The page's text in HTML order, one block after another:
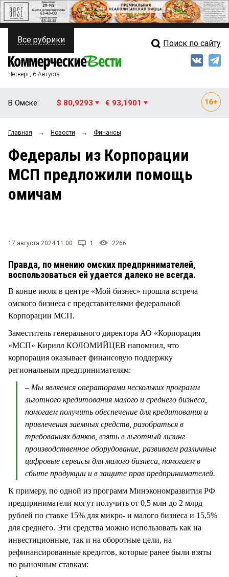
ПОЛИТИКА
ФИНАНСЫ
ОБЩЕСТВО
ЗАКОН
НОВОСТИ КОМПАНИЙ
Свежий выпуск
Рейтинги
Блоги
Все рубрики Поиск по сайту
Четверг, 6 Августа
В Омске: $ 80,9293 € 93,1901
Главная → Новости → Финансы
Федералы из Корпорации
МСП предложили помощь
омичам
17 августа 2024 11:00 1 2266
Правда, по мнению омских предпринимателей,
воспользоваться ей удается далеко не всегда.
В конце июля в центре «Мой бизнес» прошла встреча
омского бизнеса с представителями федеральной
Корпорации МСП.
Заместитель генерального директора АО «Корпорация
«МСП» Кирилл КОЛОМИЙЦЕВ напомнил, что
корпорация оказывает финансовую поддержку
региональным предпринимателям:
– Мы являемся операторами нескольких программ
льготного кредитования малого и среднего бизнеса,
помогаем получить обеспечение для кредитования и
привлечения заемных средств, разобраться в
требованиях банков, взять в льготный лизинг
производственное оборудование, развиваем различные
цифровые сервисы для малого бизнеса, помогаем в
сбыте продукции и в защите прав предпринимателей.
К примеру, по одной из программ Минэкономразвития РФ
предприниматели могут получить от 0,5 млн до 2 млрд
рублей по ставке 15% для микро- и малого бизнеса и 15,5%
для среднего. Эти средства можно использовать как на
инвестиционные, так и на оборотные цели, на
рефинансированные кредитов, которые ранее были взяты
по рыночным ставкам: